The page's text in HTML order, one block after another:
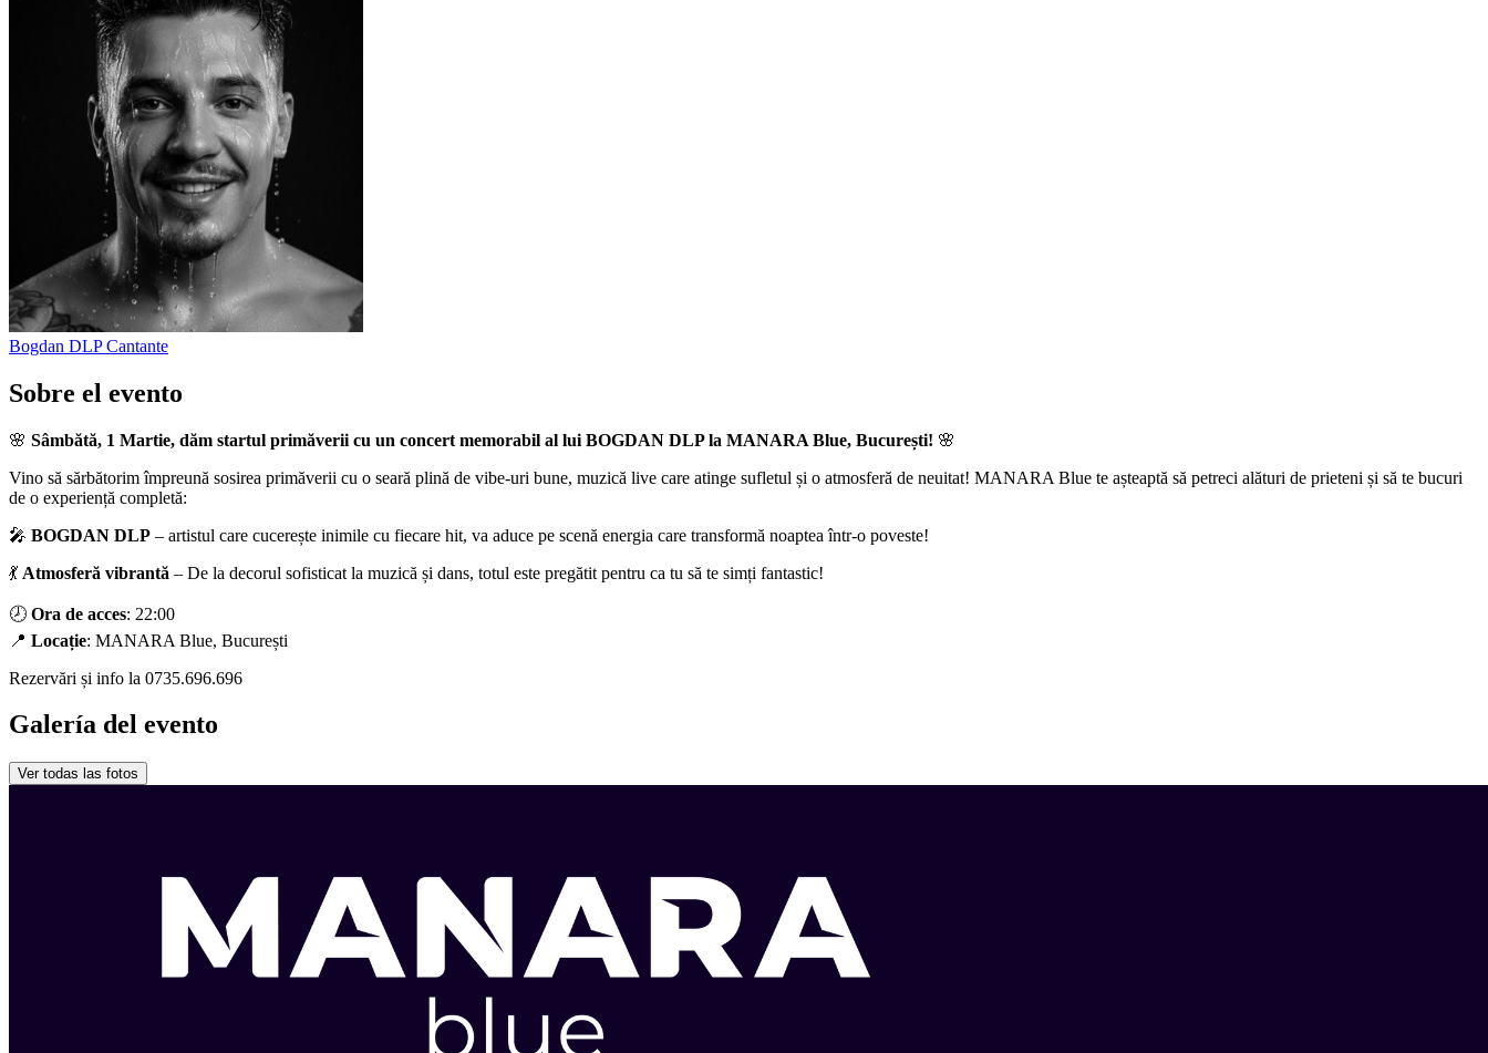
Bogdan DLP Cantante
Sobre el evento
🌸 Sâmbătă, 1 Martie, dăm startul primăverii cu un concert memorabil al lui BOGDAN DLP la MANARA Blue, București! 🌸
Vino să sărbătorim împreună sosirea primăverii cu o seară plină de vibe-uri bune, muzică live care atinge sufletul și o atmosferă de neuitat! MANARA Blue te așteaptă să petreci alături de prieteni și să te bucuri
de o experiență completă:
🎤 BOGDAN DLP – artistul care cucerește inimile cu fiecare hit, va aduce pe scenă energia care transformă noaptea într-o poveste!
💃 Atmosferă vibrantă – De la decorul sofisticat la muzică și dans, totul este pregătit pentru ca tu să te simți fantastic!
🕗 Ora de acces: 22:00
📍 Locație: MANARA Blue, București
Rezervări și info la 0735.696.696
Galería del evento
Ver todas las fotos